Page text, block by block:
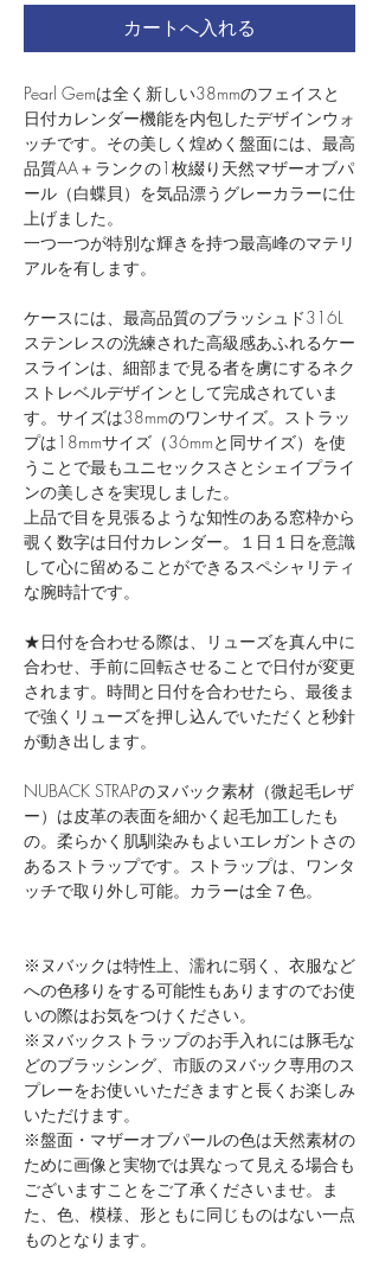
カートへ入れる
Pearl Gemは全く新しい38mmのフェイスと
日付カレンダー機能を内包したデザインウォ
ッチです。その美しく煌めく盤面には、最高
品質AA＋ランクの1枚綴り天然マザーオブパ
ール（白蝶貝）を気品漂うグレーカラーに仕
上げました。
一つ一つが特別な輝きを持つ最高峰のマテリ
アルを有します。
ケースには、最高品質のブラッシュド316L
ステンレスの洗練された高級感あふれるケー
スラインは、細部まで見る者を虜にするネク
ストレベルデザインとして完成されていま
す。​サイズは38mmのワンサイズ。ストラッ
プは18mmサイズ（36mmと同サイズ）を使
うことで​最もユニセックスさとシェイプライ
ンの美しさを実現しました。
上品で目を見張るような知性のある窓枠から
覗く数字は日付カレンダー。１日１日を意識
して心に留めることができるスペシャリティ
な腕時計です。
★日付を合わせる際は、リューズを真ん中に
合わせ、手前に回転させることで日付が変更
されます。時間と日付を合わせたら、最後ま
で強くリューズを押し込んでいただくと秒針
が動き出します。
NUBACK STRAPのヌバック素材（微起毛レザ
ー）は皮革の表面を細かく起毛加工したも
の。柔らかく肌馴染みもよいエレガントさの
あるストラップです。ストラップは、ワンタ
ッチで取り外し可能。カラーは全７色。
※ヌバックは特性上、濡れに弱く、衣服など
への色移りをする可能性もありますのでお使
いの際はお気をつけください。
※ヌバックストラップのお手入れには豚毛な
どのブラッシング、市販のヌバック専用のス
プレーをお使いいただきますと長くお楽しみ
いただけます。
※盤面・マザーオブパールの色は天然素材の
ために画像と実物では異なって見える場合も
ございますことをご了承くださいませ。ま
た、色、模様、形ともに同じものはない一点
ものとなります。